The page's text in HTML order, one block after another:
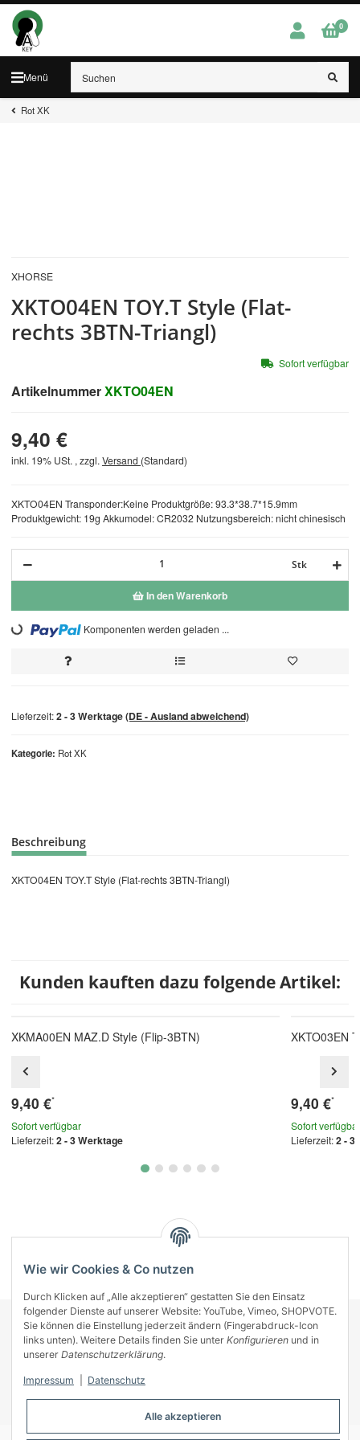
Menü
0
Rot XK
XKTO04EN TOY.T Style (Flat-
rechts 3BTN-Triangl)
ArtikelnummerXKTO04EN
Kategorie Rot XK
XHORSE
XKTO04EN Transponder:Keine Produktgröße: 93.3*38.7*15.9mm
Produktgewicht: 19g Akkumodel: CR2032 Nutzungsbereich: nicht chinesisch
9,40 €
inkl. 19% USt. , zzgl. Versand (Standard)
Stk
In den Warenkorb
Loading... Komponenten werden geladen ...
Sofort verfügbar
Lieferzeit:2 - 3 Werktage(DE - Ausland abweichend)
Beschreibung
XKTO04EN TOY.T Style (Flat-rechts 3BTN-Triangl)
Kunden kauften dazu folgende Artikel:
XKMA00EN MAZ.D Style (Flip-3BTN)
9,40 €*
Sofort verfügbar
Lieferzeit:2 - 3 Werktage
XKTO03EN
9,40 €*
Sofort verfügbar
Lieferzeit:2 - 3
KONTAKT
INFORMATIONEN
ZAHLUNGSARTEN
Wie wir Cookies & Co nutzen
Durch Klicken auf „Alle akzeptieren“ gestatten Sie den Einsatz
folgender Dienste auf unserer Website: YouTube, Vimeo, SHOPVOTE.
Sie können die Einstellung jederzeit ändern (Fingerabdruck-Icon
links unten). Weitere Details finden Sie unter Konfigurieren und in
unserer Datenschutzerklärung.
Impressum Datenschutz
Alle akzeptieren